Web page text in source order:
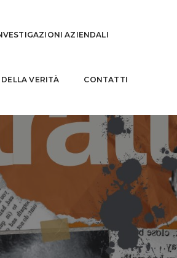
AZIENDALI
VERITÀ CONTATTI